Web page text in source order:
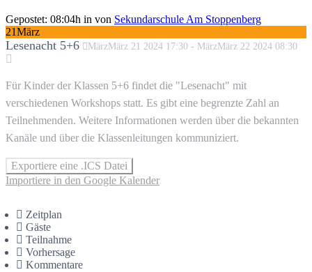
Gepostet: 08:04h in von Sekundarschule Am Stoppenberg
21März
Lesenacht 5+6 MärzMärz 21 2024 17:30 - MärzMärz 22 2024 08:30
Für Kinder der Klassen 5+6 findet die "Lesenacht" mit
verschiedenen Workshops statt. Es gibt eine begrenzte Zahl an
Teilnehmenden. Weitere Informationen werden über die bekannten
Kanäle und über die Klassenleitungen kommuniziert.
Exportiere eine .ICS Datei
Importiere in den Google Kalender
Zeitplan
Gäste
Teilnahme
Vorhersage
Kommentare